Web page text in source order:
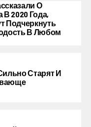
О
2020 Года,
Подчеркнуть
В Любом
Старят И